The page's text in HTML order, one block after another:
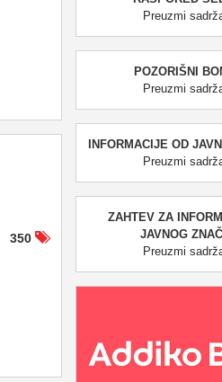
350
Preuzmi
POZORIŠNI
Preuzmi
INFORMACIJE OD
Preuzmi
ZAHTEV ZA
JAVNOG
Preuzmi